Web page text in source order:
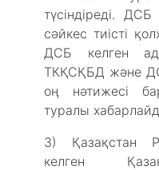
түсіндіреді.
сәйкес тиісті
ДСБ келген
ТКҚСҚБД және
оң нәтижесі
туралы
3) Қазақстан
келген